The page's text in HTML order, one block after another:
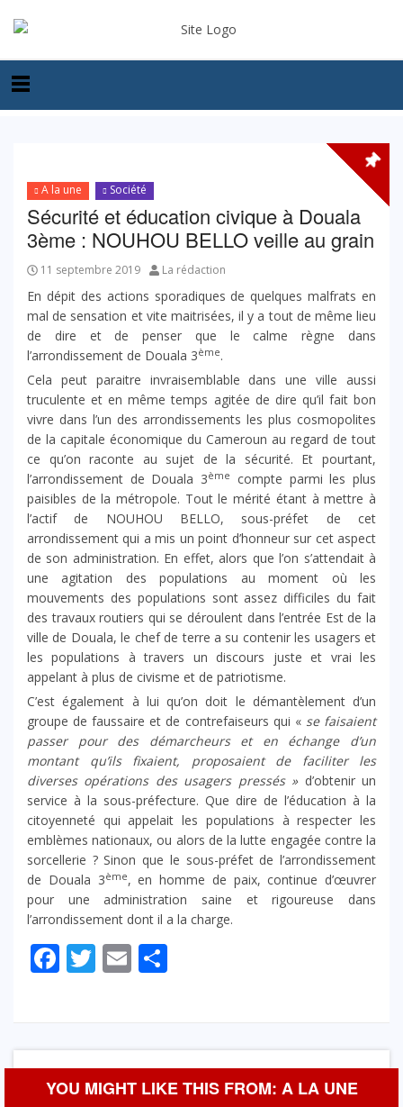
A la une Société
Sécurité et éducation civique à Douala
3ème : NOUHOU BELLO veille au grain
11 septembre 2019 La rédaction
En dépit des actions sporadiques de quelques malfrats en
mal de sensation et vite maitrisées, il y a tout de même lieu
de dire et de penser que le calme règne dans
l’arrondissement de Douala 3ème.
Cela peut paraitre invraisemblable dans une ville aussi
truculente et en même temps agitée de dire qu’il fait bon
vivre dans l’un des arrondissements les plus cosmopolites
de la capitale économique du Cameroun au regard de tout
ce qu’on raconte au sujet de la sécurité. Et pourtant,
l’arrondissement de Douala 3ème
compte parmi les plus
paisibles de la métropole. Tout le mérité étant à mettre à
l’actif de NOUHOU BELLO, sous-préfet de cet
arrondissement qui a mis un point d’honneur sur cet aspect
de son administration. En effet, alors que l’on s’attendait à
une agitation des populations au moment où les
mouvements des populations sont assez difficiles du fait
des travaux routiers qui se déroulent dans l’entrée Est de la
ville de Douala, le chef de terre a su contenir les usagers et
les populations à travers un discours juste et vrai les
appelant à plus de civisme et de patriotisme.
C’est également à lui qu’on doit le démantèlement d’un
groupe de faussaire et de contrefaiseurs qui « se faisaient
passer pour des démarcheurs et en échange d’un
montant qu’ils fixaient, proposaient de faciliter les
diverses opérations des usagers pressés »d’obtenir un
service à la sous-préfecture. Que dire de l’éducation à la
citoyenneté qui appelait les populations à respecter les
emblèmes nationaux, ou alors de la lutte engagée contre la
sorcellerie ? Sinon que le sous-préfet de l’arrondissement
de Douala 3ème, en homme de paix, continue d’œuvrer
pour une administration saine et rigoureuse dans
l’arrondissement dont il a la charge.
Facebook
Twitter
Email
YOU MIGHT LIKE THIS FROM: A LA UNE